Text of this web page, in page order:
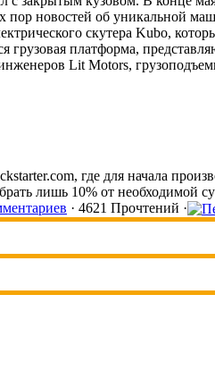
новостей об уникальной
скутера Kubo,
грузовая платформа,
Lit Motors,
где для начала
лишь 10% от необходимой
· 4621 Прочтений ·